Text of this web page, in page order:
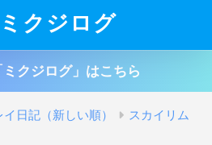
クジログ
クジログ」はこちら
イ日記（新しい順） スカイリム